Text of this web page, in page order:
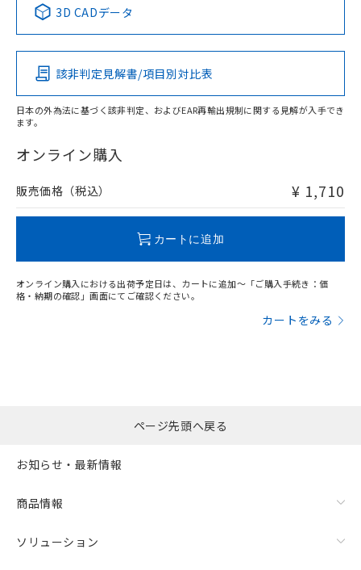
Pb Hg Cd Cr(VI)
O
在庫等で未対応品が混在する可能性があります。
問い合わせください。
3D CADデータ
該非判定見解書/項目別対比表
日本の外為法に基づく該非判定、およびEAR再輸出規制に関する見解が入手でき
ます。
オンライン購入
販売価格（税込） ¥ 1,710
カートに追加
オンライン購入における出荷予定日は、カートに追加～「ご購入手続き：価
格・納期の確認」画面にてご確認ください。
カートをみる
ページ先頭へ戻る
お知らせ・最新情報
商品情報
ソリューション